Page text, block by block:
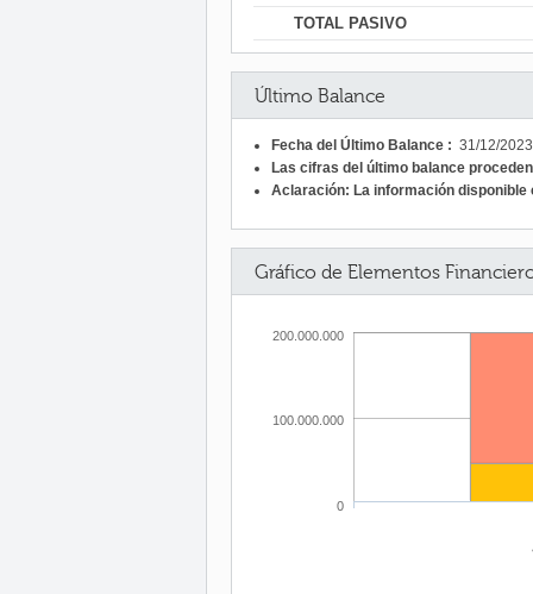
TOTAL PASIVO
Último Balance
Fecha del Último Balance : 31/12/2023
Las cifras del último balance
Aclaración: La información
Gráfico de Elementos
0
100.000.000
200.000.000